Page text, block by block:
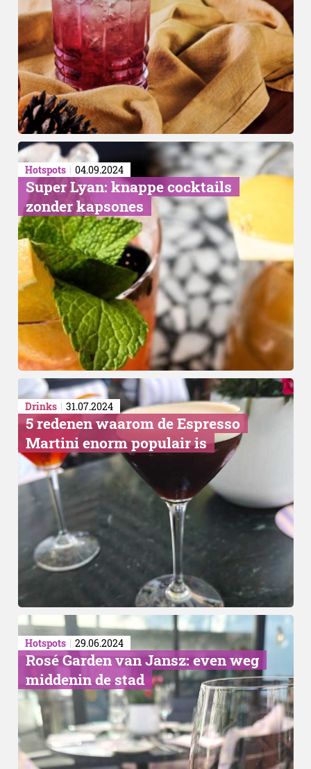
Hotspots 04.09.2024
Super Lyan: knappe cocktails
zonder kapsones
Drinks 31.07.2024
​5 redenen waarom de Espresso
Martini enorm populair is
Hotspots 29.06.2024
​Rosé Garden van Jansz: even weg
middenin de stad